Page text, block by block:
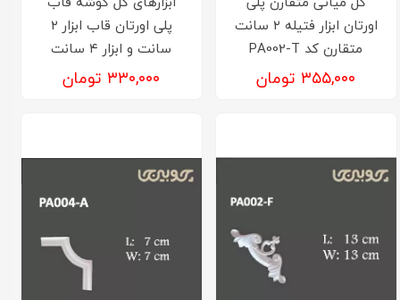
اورتان ابزار فتیله ۲ سانت
متقارن کد PA002-T
۳۵۵,۰۰۰ تومان
پلی اورتان قاب ابزار ۲
سانت و ابزار ۴ سانت
۳۳۰,۰۰۰ تومان